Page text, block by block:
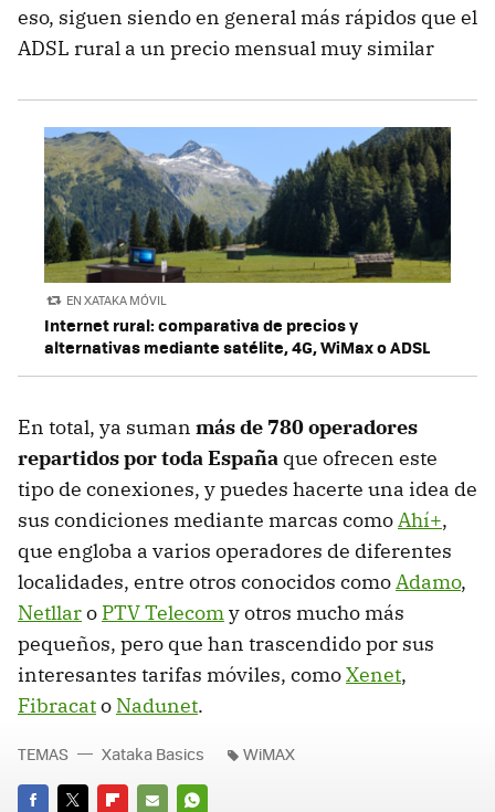
eso, siguen siendo en general más rápidos que el
ADSL rural a un precio mensual muy similar
EN XATAKA MÓVIL
Internet rural: comparativa de precios y
alternativas mediante satélite, 4G, WiMax o ADSL
En total, ya suman más de 780 operadores
repartidos por toda España que ofrecen este
tipo de conexiones, y puedes hacerte una idea de
sus condiciones mediante marcas como Ahí+,
que engloba a varios operadores de diferentes
localidades, entre otros conocidos como Adamo,
Netllaro PTV Telecom y otros mucho más
pequeños, pero que han trascendido por sus
interesantes tarifas móviles, comoXenet,
Fibracato Nadunet.
TEMAS Xataka Basics WiMAX